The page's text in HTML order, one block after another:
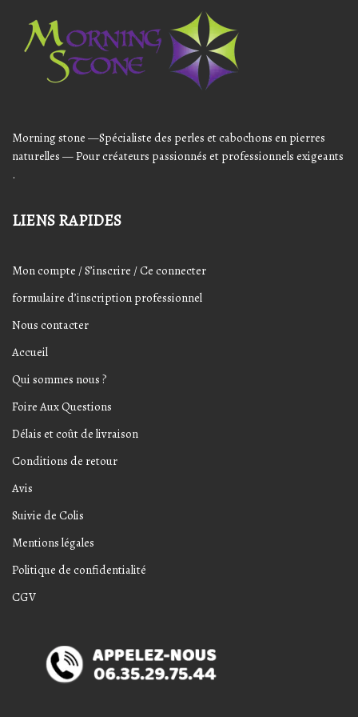
Morning stone —Spécialiste des perles et cabochons en pierres
naturelles — Pour créateurs passionnés et professionnels exigeants
.
LIENS RAPIDES
Mon compte / S’inscrire / Ce connecter
formulaire d’inscription professionnel
Nous contacter
Accueil
Qui sommes nous ?
Foire Aux Questions
Délais et coût de livraison
Conditions de retour
Avis
Suivie de Colis
Mentions légales
Politique de confidentialité
CGV